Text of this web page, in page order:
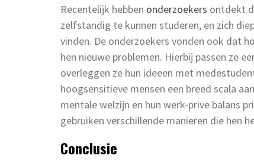
Recentelijk hebben onderzoekers ontdekt
zelfstandig te kunnen studeren, en zich
vinden. De onderzoekers vonden ook dat
hen nieuwe problemen. Hierbij passen ze
overleggen ze hun ideeen met
hoogsensitieve mensen een breed scala
mentale welzijn en hun werk-prive balans
gebruiken verschillende manieren die hen
Conclusie